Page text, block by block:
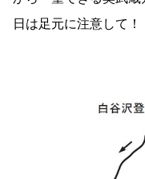
日は足元に注意して！